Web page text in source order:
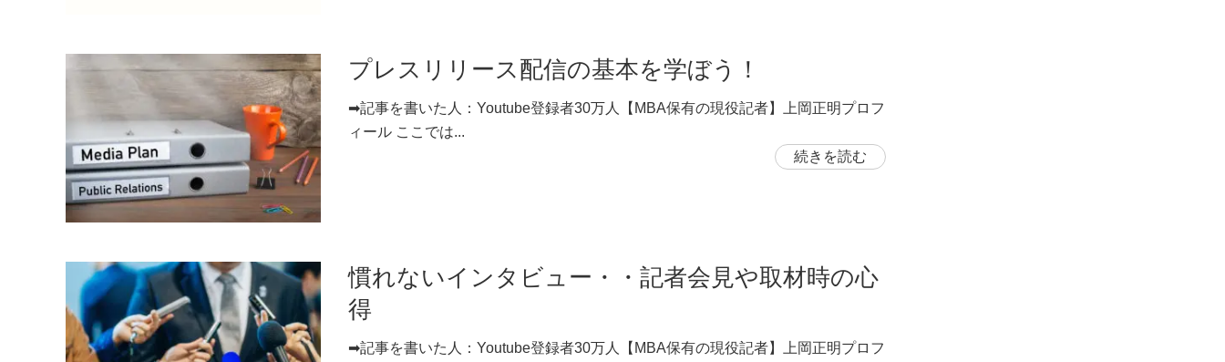
プレスリリース配信の基本を学ぼう！
➡記事を書いた人：Youtube登録者30万人【MBA保有の現役記者】上岡正明プロフ
ィール ここでは...
続きを読む
慣れないインタビュー・・記者会見や取材時の心
得
➡記事を書いた人：Youtube登録者30万人【MBA保有の現役記者】上岡正明プロフ